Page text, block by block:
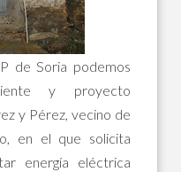
de Soria podemos
y proyecto
y Pérez, vecino de
en el que solicita
energía eléctrica